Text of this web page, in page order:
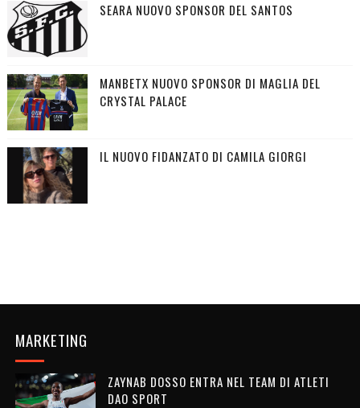
SEARA NUOVO SPONSOR DEL SANTOS
MANBETX NUOVO SPONSOR DI MAGLIA DEL
CRYSTAL PALACE
IL NUOVO FIDANZATO DI CAMILA GIORGI
MARKETING
ZAYNAB DOSSO ENTRA NEL TEAM DI ATLETI
DAO SPORT